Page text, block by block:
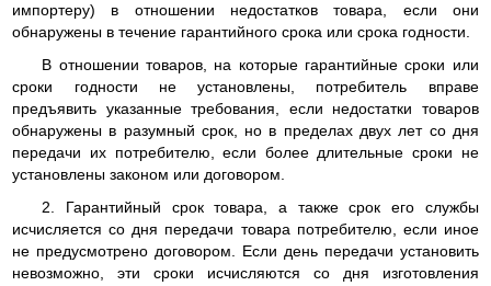
импортеру) в отношении недостатков товара, если они
обнаружены в течение гарантийного срока или срока годности.
В отношении товаров, на которые гарантийные сроки или
сроки годности не установлены, потребитель вправе
предъявить указанные требования, если недостатки товаров
обнаружены в разумный срок, но в пределах двух лет со дня
передачи их потребителю, если более длительные сроки не
установлены законом или договором.
2. Гарантийный срок товара, а также срок его службы
исчисляется со дня передачи товара потребителю, если иное
не предусмотрено договором. Если день передачи установить
невозможно, эти сроки исчисляются со дня изготовления